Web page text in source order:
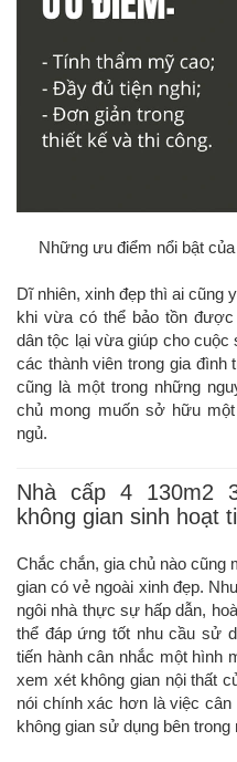
Những ưu điểm nổi bật
Dĩ nhiên, xinh đẹp thì ai cũng
khi vừa có thể bảo tồn
dân tộc lại vừa giúp cho cuộc
các thành viên trong gia
cũng là một trong những
chủ mong muốn sở hữu
ngủ.
Nhà cấp 4 130m2
không gian sinh hoạt
Chắc chắn, gia chủ nào cũng
gian có vẻ ngoài xinh đẹp.
ngôi nhà thực sự hấp dẫn,
thể đáp ứng tốt nhu cầu sử
tiến hành cân nhắc một hình
xem xét không gian nội thất
nói chính xác hơn là việc
không gian sử dụng bên trong